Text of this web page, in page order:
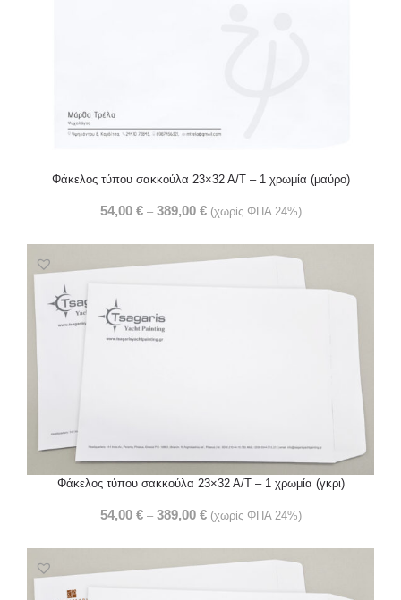
Φάκελος τύπου σακκούλα 23×32 Α/Τ – 1 χρωμία (μαύρο)
54,00 € – 389,00 € (χωρίς ΦΠΑ 24%)
Φάκελος τύπου σακκούλα 23×32 Α/Τ – 1 χρωμία (γκρι)
54,00 € – 389,00 € (χωρίς ΦΠΑ 24%)